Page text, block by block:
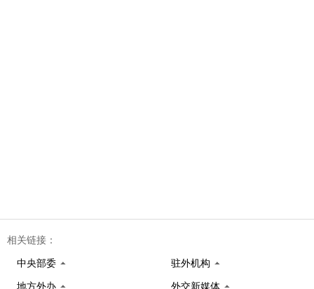
相关链接：
中央部委 驻外机构
地方外办 外交新媒体